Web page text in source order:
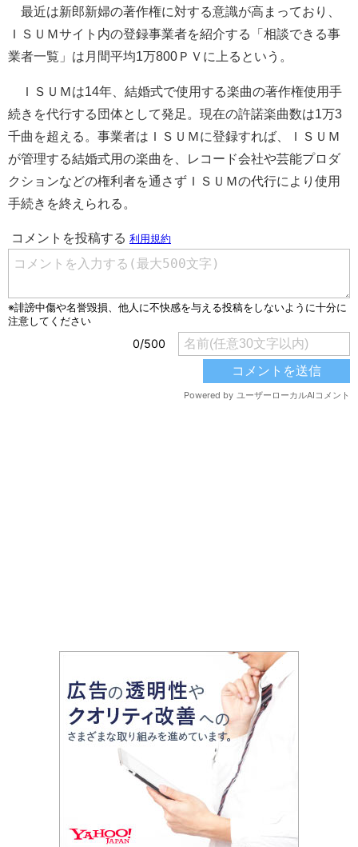
最近は新郎新婦の著作権に対する意識が高まっており、
ＩＳＵＭサイト内の登録事業者を紹介する「相談できる事
業者一覧」は月間平均1万800ＰＶに上るという。
ＩＳＵＭは14年、結婚式で使用する楽曲の著作権使用手
続きを代行する団体として発足。現在の許諾楽曲数は1万3
千曲を超える。事業者はＩＳＵＭに登録すれば、ＩＳＵＭ
が管理する結婚式用の楽曲を、レコード会社や芸能プロダ
クションなどの権利者を通さずＩＳＵＭの代行により使用
手続きを終えられる。